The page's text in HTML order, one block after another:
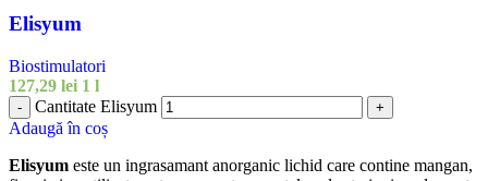
Elisyum
Biostimulatori
127,29 lei 1 l
- Cantitate Elisyum +
Adaugă în coș
Elisyum este un ingrasamant anorganic lichid care contine mangan,